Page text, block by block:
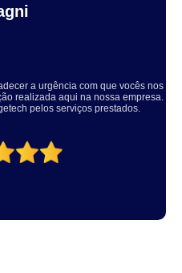
equipe educada e atenciosa. Vale
ficou ótimo.